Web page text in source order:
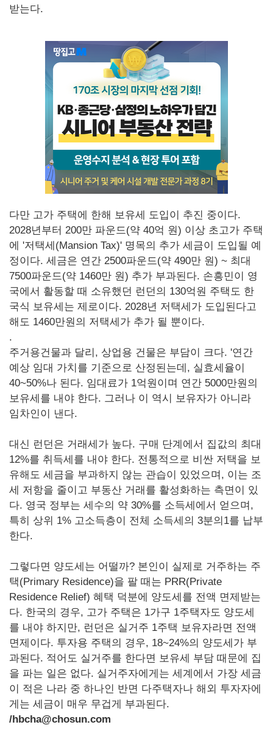
받는다.
다만 고가 주택에 한해 보유세 도입이 추진 중이다.
2028년부터 200만 파운드(약 40억 원) 이상 초고가 주택
에 '저택세(Mansion Tax)' 명목의 추가 세금이 도입될 예
정이다. 세금은 연간 2500파운드(약 490만 원) ~ 최대
7500파운드(약 1460만 원) 추가 부과된다. 손흥민이 영
국에서 활동할 때 소유했던 런던의 130억원 주택도 한
국식 보유세는 제로이다. 2028년 저택세가 도입된다고
해도 1460만원의 저택세가 추가 될 뿐이다.
.
주거용건물과 달리, 상업용 건물은 부담이 크다. '연간
예상 임대 가치를 기준으로 산정된는데, 실효세율이
40~50%나 된다. 임대료가 1억원이며 연간 5000만원의
보유세를 내야 한다. 그러나 이 역시 보유자가 아니라
임차인이 낸다.
대신 런던은 거래세가 높다. 구매 단계에서 집값의 최대
12%를 취득세를 내야 한다. 전통적으로 비싼 저택을 보
유해도 세금을 부과하지 않는 관습이 있었으며, 이는 조
세 저항을 줄이고 부동산 거래를 활성화하는 측면이 있
다. 영국 정부는 세수의 약 30%를 소득세에서 얻으며,
특히 상위 1% 고소득층이 전체 소득세의 3분의1를 납부
한다.
그렇다면 양도세는 어떨까? 본인이 실제로 거주하는 주
택(Primary Residence)을 팔 때는 PRR(Private
Residence Relief) 혜택 덕분에 양도세를 전액 면제받는
다. 한국의 경우, 고가 주택은 1가구 1주택자도 양도세
를 내야 하지만, 런던은 실거주 1주택 보유자라면 전액
면제이다. 투자용 주택의 경우, 18~24%의 양도세가 부
과된다. 적어도 실거주를 한다면 보유세 부담 때문에 집
을 파는 일은 없다. 실거주자에게는 세계에서 가장 세금
이 적은 나라 중 하나인 반면 다주택자나 해외 투자자에
게는 세금이 매우 무겁게 부과된다.
/hbcha@chosun.com